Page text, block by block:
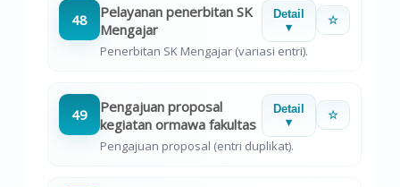
48
Pelayanan penerbitan SK
Mengajar
Detail
▾
☆
Penerbitan SK Mengajar (variasi entri).
49
Pengajuan proposal
kegiatan ormawa fakultas
Detail
▾
☆
Pengajuan proposal (entri duplikat).